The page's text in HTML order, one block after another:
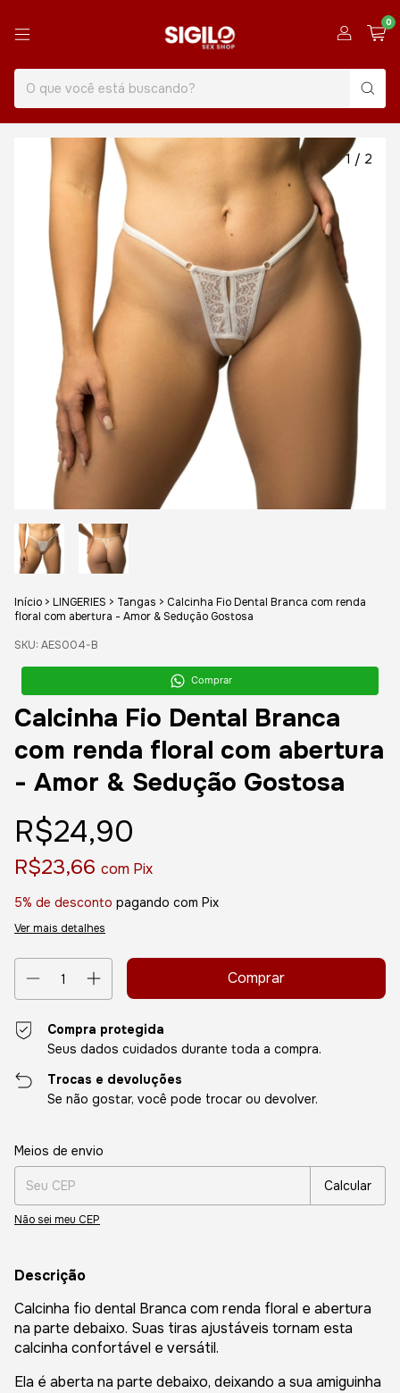
0
1 / 2
Início > LINGERIES > Tangas > Calcinha Fio Dental Branca com renda
floral com abertura - Amor & Sedução Gostosa
SKU: AES004-B
Comprar
Calcinha Fio Dental Branca
com renda floral com abertura
- Amor & Sedução Gostosa
R$24,90
R$23,66 com Pix
5% de desconto pagando com Pix
Ver mais detalhes
Compra protegida
Seus dados cuidados durante toda a compra.
Trocas e devoluções
Se não gostar, você pode trocar ou devolver.
Entregas para o CEP:
Meios de envio
Calcular
Não sei meu CEP
Descrição
Calcinha fio dental Branca com renda floral e abertura
na parte debaixo. Suas tiras ajustáveis tornam esta
calcinha confortável e versátil.
Ela é aberta na parte debaixo, deixando a sua amiguinha